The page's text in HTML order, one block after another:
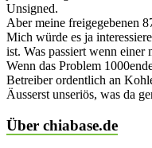
Unsigned.
Aber meine freigegebenen
Mich würde es ja
ist. Was passiert wenn einer
Wenn das Problem
Betreiber ordentlich an
Äusserst unseriös, was da
Über chiabase.de